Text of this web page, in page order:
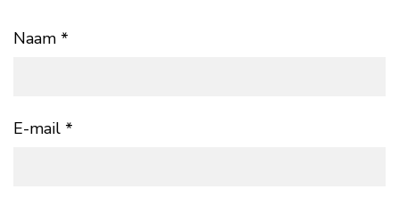
Naam *
E-mail *